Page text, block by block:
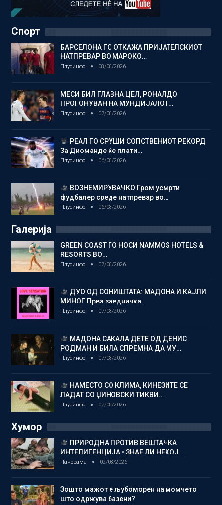
Спорт
БАРСЕЛОНА ГО ОТКАЖА ПРИЈАТЕЛСКИОТ
НАТПРЕВАР ВО МАРОКО…
Плусинфо 08/08/2026
МЕСИ БИЛ ГЛАВНА ЦЕЛ, РОНАЛДО
ПРОГОНУВАН НА МУНДИЈАЛОТ…
Плусинфо 07/08/2026
РЕАЛ ГО СРУШИ СОПСТВЕНИОТ РЕКОРД
За Диоманде ќе плати…
Плусинфо 06/08/2026
ВОЗНЕМИРУВАЧКО Гром усмрти
фудбалер среде натпревар во…
Плусинфо 06/08/2026
Галерија
GREEN COAST ГО НОСИ NAMMOS HOTELS &
RESORTS ВО…
Плусинфо 07/08/2026
ДУО ОД СОНИШТАТА: МАДОНА И КАЈЛИ
МИНОГ Прва заедничка…
Плусинфо 07/08/2026
МАДОНА САКАЛА ДЕТЕ ОД ДЕНИС
РОДМАН И БИЛА СПРЕМНА ДА МУ…
Плусинфо 07/08/2026
НАМЕСТО СО КЛИМА, КИНЕЗИТЕ СЕ
ЛАДАТ СО ЏИНОВСКИ ТИКВИ…
Плусинфо 07/08/2026
Хумор
ПРИРОДНА ПРОТИВ ВЕШТАЧКА
ИНТЕЛИГЕНЦИЈА • ЗНАЕ ЛИ НЕКОЈ…
Панорама 02/08/2026
Зошто мажот е љубоморен на момчето
што одржува базени?